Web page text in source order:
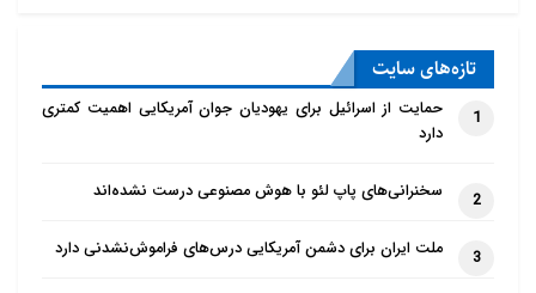
تازه‌‌های سایت
1
حمایت از اسرائیل برای یهودیان جوان آمریکایی اهمیت کمتری
دارد
2 سخنرانی‌های پاپ لئو با هوش مصنوعی درست نشده‌اند
3 ملت ایران برای دشمن آمریکایی درس‌های فراموش‌نشدنی دارد